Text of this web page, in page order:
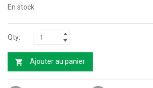
En stock
Ajouter au panier